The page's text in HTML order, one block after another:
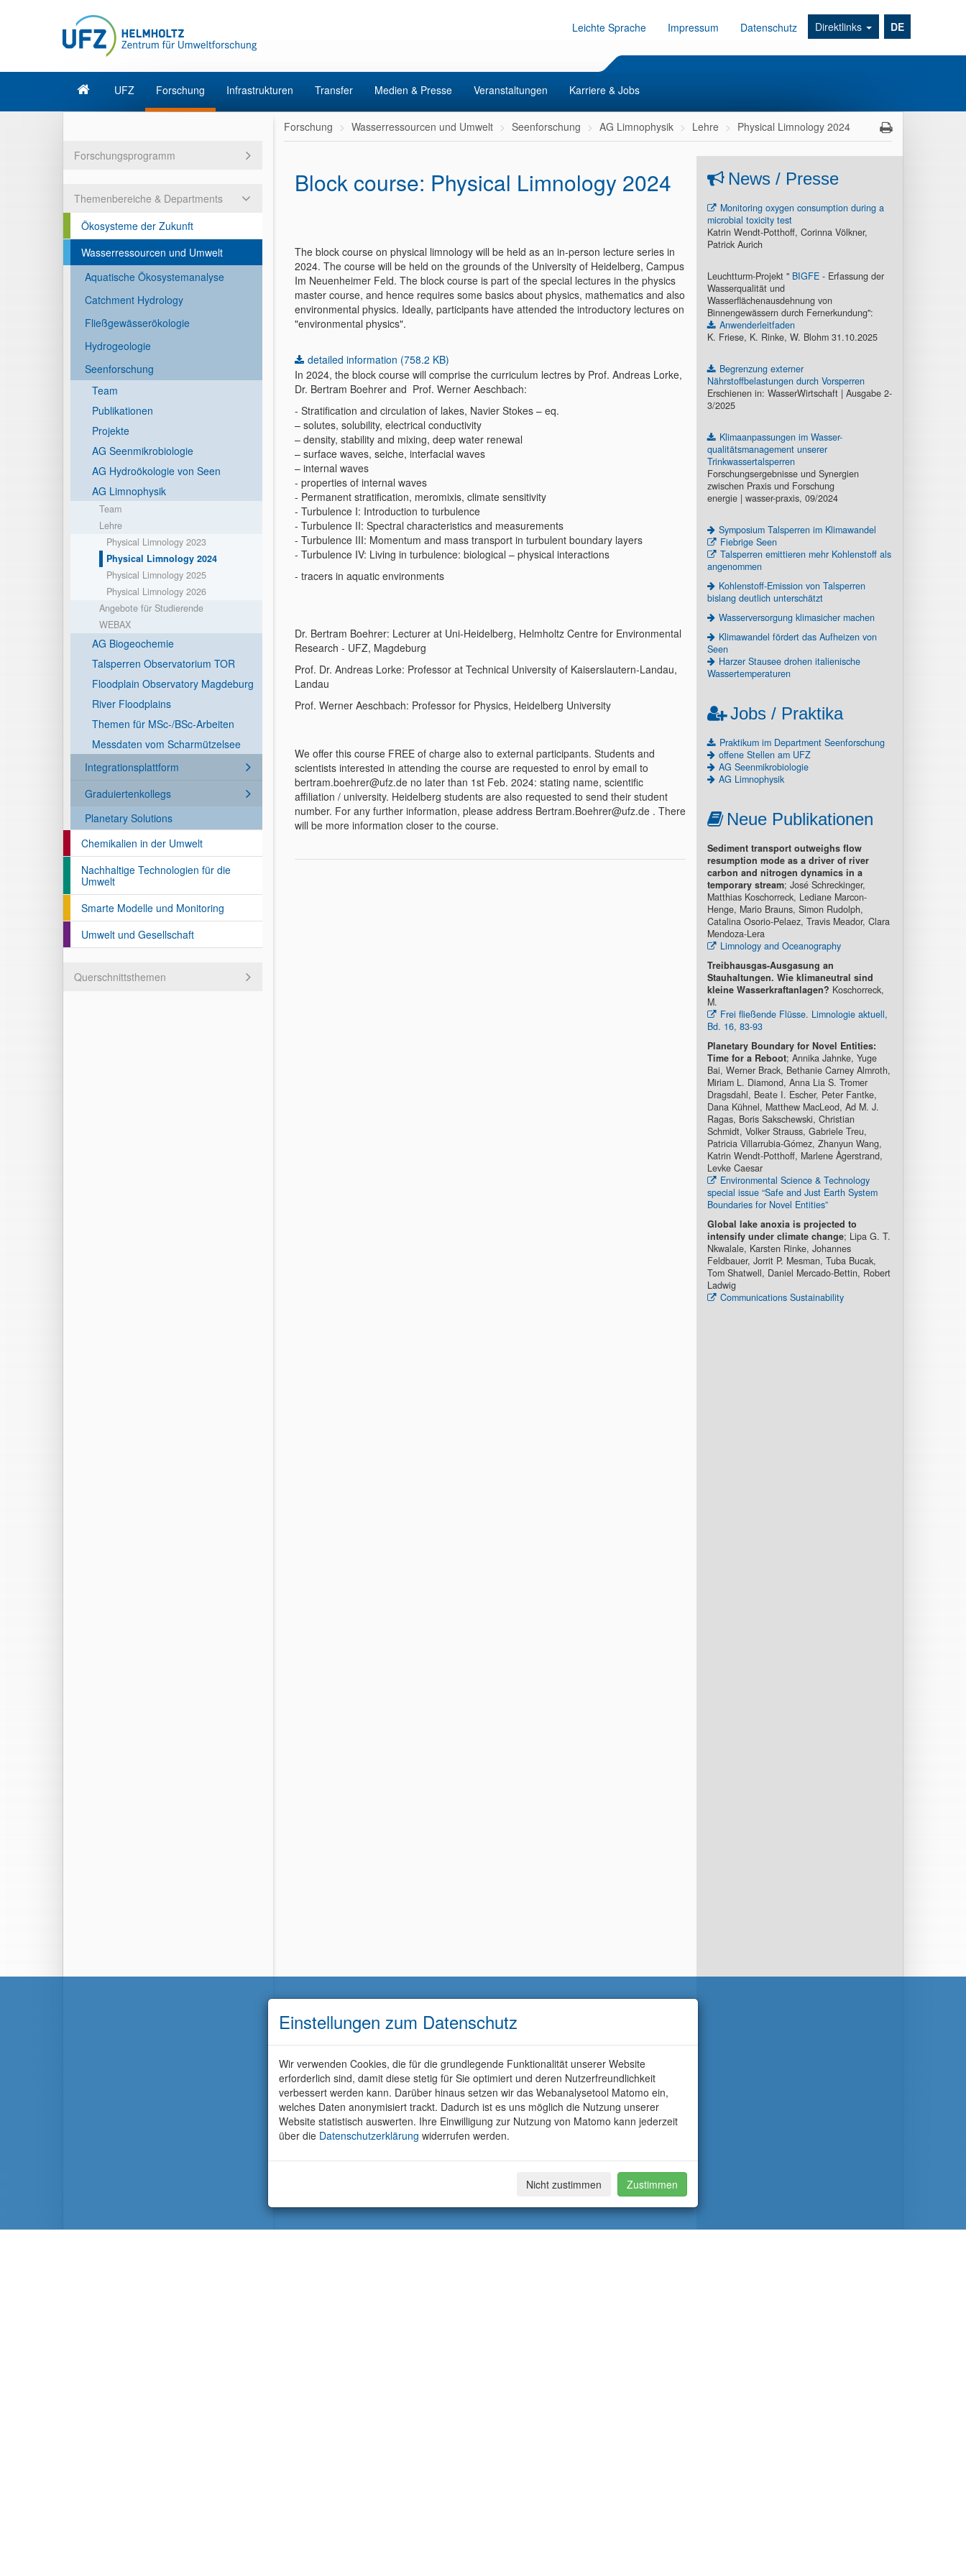
Leichte Sprache Impressum Datenschutz Direktlinks DE
UFZ Forschung Infrastrukturen Transfer Medien & Presse Veranstaltungen Karriere & Jobs
Forschungsprogramm
Themenbereiche & Departments
Ökosysteme der Zukunft
Wasserressourcen und Umwelt
Aquatische Ökosystemanalyse
Catchment Hydrology
Fließgewässerökologie
Hydrogeologie
Seenforschung
Team
Publikationen
Projekte
AG Seenmikrobiologie
AG Hydroökologie von Seen
AG Limnophysik
Team
Lehre
Physical Limnology 2023
Physical Limnology 2024
Physical Limnology 2025
Physical Limnology 2026
Angebote für Studierende
WEBAX
AG Biogeochemie
Talsperren Observatorium TOR
Floodplain Observatory Magdeburg
River Floodplains
Themen für MSc-/BSc-Arbeiten
Messdaten vom Scharmützelsee
Integrationsplattform
Graduiertenkollegs
Planetary Solutions
Chemikalien in der Umwelt
Nachhaltige Technologien für die
Umwelt
Smarte Modelle und Monitoring
Umwelt und Gesellschaft
Querschnittsthemen
Forschung Wasserressourcen und Umwelt Seenforschung AG Limnophysik Lehre Physical Limnology 2024
Block course: Physical Limnology 2024
The block course on physical limnology will be held as an in-person lecture series in
2024. The course will be held on the grounds of the University of Heidelberg, Campus
Im Neuenheimer Feld. The block course is part of the special lectures in the physics
master course, and hence requires some basics about physics, mathematics and also
environmental physics. Ideally, participants have attended the introductory lectures on
"environmental physics".
detailed information (758.2 KB)
In 2024, the block course will comprise the curriculum lectres by Prof. Andreas Lorke,
Dr. Bertram Boehrer and Prof. Werner Aeschbach:
- Stratification and circulation of lakes, Navier Stokes – eq.
– solutes, solubility, electrical conductivity
– density, stability and mixing, deep water renewal
– surface waves, seiche, interfacial waves
– internal waves
- properties of internal waves
- Permanent stratification, meromixis, climate sensitivity
- Turbulence I: Introduction to turbulence
- Turbulence II: Spectral characteristics and measurements
- Turbulence III: Momentum and mass transport in turbulent boundary layers
- Turbulence IV: Living in turbulence: biological – physical interactions
- tracers in aquatic environments
Dr. Bertram Boehrer: Lecturer at Uni-Heidelberg, Helmholtz Centre for Environmental
Research - UFZ, Magdeburg
Prof. Dr. Andreas Lorke: Professor at Technical University of Kaiserslautern-Landau,
Landau
Prof. Werner Aeschbach: Professor for Physics, Heidelberg University
We offer this course FREE of charge also to external participants. Students and
scientists interested in attending the course are requested to enrol by email to
bertram.boehrer@ufz.de no later than 1st Feb. 2024: stating name, scientific
affiliation / university. Heidelberg students are also requested to send their student
number. For any further information, please address Bertram.Boehrer@ufz.de . There
will be more information closer to the course.
News / Presse
Monitoring oxygen consumption during a
microbial toxicity test
Katrin Wendt-Potthoff, Corinna Völkner,
Patrick Aurich
Leuchtturm-Projekt " BIGFE- Erfassung der
Wasserqualität und
Wasserflächenausdehnung von
Binnengewässern durch Fernerkundung":
Anwenderleitfaden
K. Friese, K. Rinke, W. Blohm 31.10.2025
Begrenzung externer
Nährstoffbelastungen durch Vorsperren
Erschienen in: WasserWirtschaft | Ausgabe 2-
3/2025
Klimaanpassungen im Wasser-
qualitätsmanagement unserer
Trinkwassertalsperren
Forschungsergebnisse und Synergien
zwischen Praxis und Forschung
energie | wasser-praxis, 09/2024
Symposium Talsperren im Klimawandel
Fiebrige Seen
Talsperren emittieren mehr Kohlenstoff als
angenommen
Kohlenstoff-Emission von Talsperren
bislang deutlich unterschätzt
Wasserversorgung klimasicher machen
Klimawandel fördert das Aufheizen von
Seen
Harzer Stausee drohen italienische
Wassertemperaturen
Jobs / Praktika
Praktikum im Department Seenforschung
offene Stellen am UFZ
AG Seenmikrobiologie
AG Limnophysik
Neue Publikationen
Sediment transport outweighs flow
resumption mode as a driver of river
carbon and nitrogen dynamics in a
temporary stream; José Schreckinger,
Matthias Koschorreck, Lediane Marcon-
Henge, Mario Brauns, Simon Rudolph,
Catalina Osorio-Pelaez, Travis Meador, Clara
Mendoza-Lera
Limnology and Oceanography
Treibhausgas-Ausgasung an
Stauhaltungen. Wie klimaneutral sind
kleine Wasserkraftanlagen? Koschorreck,
M.
Frei fließende Flüsse. Limnologie aktuell,
Bd. 16, 83-93
Planetary Boundary for Novel Entities:
Time for a Reboot; Annika Jahnke, Yuge
Bai, Werner Brack, Bethanie Carney Almroth,
Miriam L. Diamond, Anna Lia S. Tromer
Dragsdahl, Beate I. Escher, Peter Fantke,
Dana Kühnel, Matthew MacLeod, Ad M. J.
Ragas, Boris Sakschewski, Christian
Schmidt, Volker Strauss, Gabriele Treu,
Patricia Villarrubia-Gómez, Zhanyun Wang,
Katrin Wendt-Potthoff, Marlene Ågerstrand,
Levke Caesar
Environmental Science & Technology
special issue “Safe and Just Earth System
Boundaries for Novel Entities”
Global lake anoxia is projected to
intensify under climate change; Lipa G. T.
Nkwalale, Karsten Rinke, Johannes
Feldbauer, Jorrit P. Mesman, Tuba Bucak,
Tom Shatwell, Daniel Mercado-Bettin, Robert
Ladwig
Communications Sustainability
Einstellungen zum Datenschutz
Wir verwenden Cookies, die für die grundlegende Funktionalität unserer Website
erforderlich sind, damit diese stetig für Sie optimiert und deren Nutzerfreundlichkeit
verbessert werden kann. Darüber hinaus setzen wir das Webanalysetool Matomo ein,
welches Daten anonymisiert trackt. Dadurch ist es uns möglich die Nutzung unserer
Website statistisch auswerten. Ihre Einwilligung zur Nutzung von Matomo kann jederzeit
über die Datenschutzerklärung widerrufen werden.
Nicht zustimmen Zustimmen